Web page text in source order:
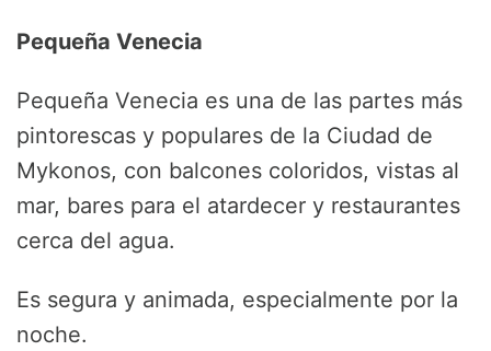
Pequeña Venecia
Pequeña Venecia es una de las partes más
pintorescas y populares de la Ciudad de
Mykonos, con balcones coloridos, vistas al
mar, bares para el atardecer y restaurantes
cerca del agua.
Es segura y animada, especialmente por la
noche.